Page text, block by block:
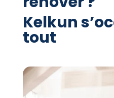
Kelkun
tout